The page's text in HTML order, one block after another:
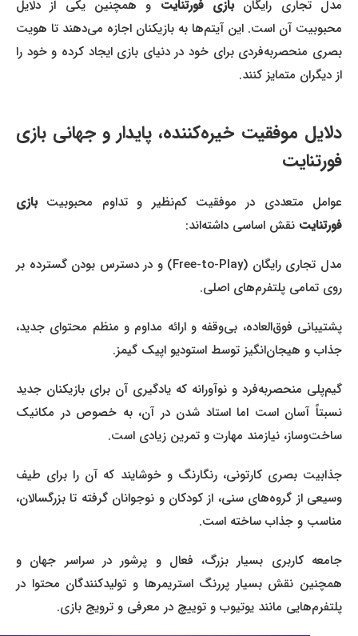
مدل تجاری رایگانبازی فورتنایتو همچنین یکی از دلایل
محبوبیت آن است. این آیتم‌ها به بازیکنان اجازه می‌دهند تا هویت
بصری منحصربه‌فردی برای خود در دنیای بازی ایجاد کرده و خود را
از دیگران متمایز کنند.
دلایل موفقیت خیره‌کننده، پایدار و جهانی بازی
فورتنایت
عوامل متعددی در موفقیت کم‌نظیر و تداوم محبوبیتبازی
فورتنایتنقش اساسی داشته‌اند:
مدل تجاری رایگان (Free-to-Play) و در دسترس بودن گسترده بر
روی تمامی پلتفرم‌های اصلی.
پشتیبانی فوق‌العاده، بی‌وقفه و ارائه مداوم و منظم محتوای جدید،
جذاب و هیجان‌انگیز توسط استودیو اپیک گیمز.
گیم‌پلی منحصربه‌فرد و نوآورانه که یادگیری آن برای بازیکنان جدید
نسبتاً آسان است اما استاد شدن در آن، به خصوص در مکانیک
ساخت‌وساز، نیازمند مهارت و تمرین زیادی است.
جذابیت بصری کارتونی، رنگارنگ و خوشایند که آن را برای طیف
وسیعی از گروه‌های سنی، از کودکان و نوجوانان گرفته تا بزرگسالان،
مناسب و جذاب ساخته است.
جامعه کاربری بسیار بزرگ، فعال و پرشور در سراسر جهان و
همچنین نقش بسیار پررنگ استریمرها و تولیدکنندگان محتوا در
پلتفرم‌هایی مانند یوتیوب و توییچ در معرفی و ترویج بازی.